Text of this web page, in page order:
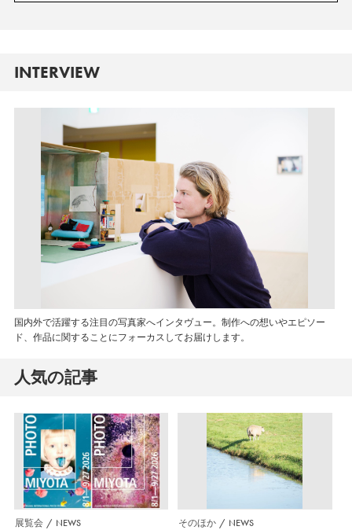
INTERVIEW
国内外で活躍する注目の写真家へインタヴュー。制作への想いやエピソー
ド、作品に関することにフォーカスしてお届けします。
人気の記事
展覧会 NEWS そのほか NEWS